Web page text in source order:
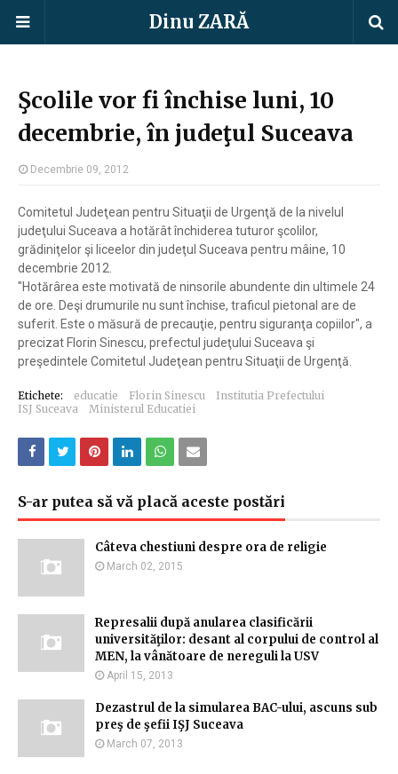
Dinu ZARĂ
Şcolile vor fi închise luni, 10
decembrie, în judeţul Suceava
Decembrie 09, 2012
Comitetul Judeţean pentru Situaţii de Urgenţă de la nivelul
judeţului Suceava a hotărât închiderea tuturor şcolilor,
grădiniţelor şi liceelor din judeţul Suceava pentru mâine, 10
decembrie 2012.
"Hotărârea este motivată de ninsorile abundente din ultimele 24
de ore. Deşi drumurile nu sunt închise, traficul pietonal are de
suferit. Este o măsură de precauţie, pentru siguranţa copiilor", a
precizat Florin Sinescu, prefectul judeţului Suceava şi
preşedintele Comitetul Judeţean pentru Situaţii de Urgenţă.
Etichete: educatie Florin Sinescu
Institutia Prefectului
ISJ Suceava
Ministerul Educatiei
S-ar putea să vă placă aceste postări
Câteva chestiuni despre ora de religie
March 02, 2015
Represalii după anularea clasificării
universităţilor: desant al corpului de control al
MEN, la vânătoare de nereguli la USV
April 15, 2013
Dezastrul de la simularea BAC-ului, ascuns sub
preş de şefii IŞJ Suceava
March 07, 2013